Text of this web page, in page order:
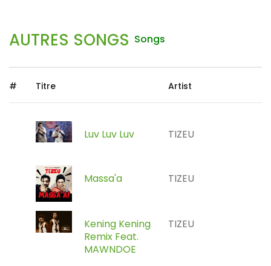
AUTRES SONGS Songs
# Titre Artist
Luv Luv Luv TIZEU
Massa'a TIZEU
Kening Kening
Remix Feat.
MAWNDOE
TIZEU